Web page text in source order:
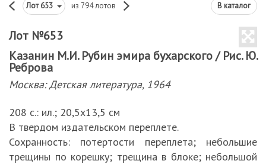
Лот653 из 794 лотов В каталог
Лот №653
Казанин М.И. Рубин эмира бухарского / Рис. Ю.
Реброва
Москва: Детская литература, 1964
208 с.: ил.; 20,5х13,5 см
В твердом издательском переплете.
Сохранность: потертости переплета; небольшие
трещины по корешку; трещина в блоке; небольшой